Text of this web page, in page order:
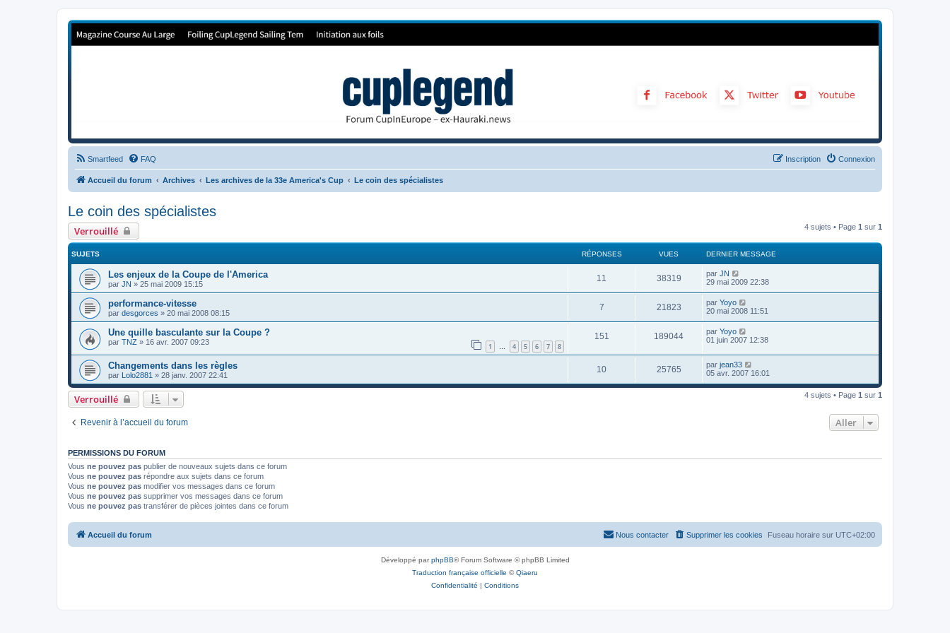
Forum de Cup In Europe
Smartfeed FAQ Connexion
Inscription
Accueil du forum Archives Les archives de la 33e America's Cup Le coin des spécialistes
Le coin des spécialistes
Verrouillé 4 sujets • Page 1 sur 1
SUJETS RÉPONSES VUES DERNIER MESSAGE
Les enjeux de la Coupe de l'America
par JN » 25 mai 2009 15:15
11 38319 par JN
29 mai 2009 22:38
performance-vitesse
par desgorces » 20 mai 2008 08:15
7 21823 par Yoyo
20 mai 2008 11:51
Une quille basculante sur la Coupe ?
par TNZ » 16 avr. 2007 09:23 1 … 4 5 6 7 8
151 189044 par Yoyo
01 juin 2007 12:38
Changements dans les règles
par Lolo2881 » 28 janv. 2007 22:41
10 25765 par jean33
05 avr. 2007 16:01
Verrouillé 4 sujets • Page 1 sur 1
Revenir à l’accueil du forum Aller
PERMISSIONS DU FORUM
Vous ne pouvez pas publier de nouveaux sujets dans ce forum
Vous ne pouvez pas répondre aux sujets dans ce forum
Vous ne pouvez pas modifier vos messages dans ce forum
Vous ne pouvez pas supprimer vos messages dans ce forum
Vous ne pouvez pas transférer de pièces jointes dans ce forum
Accueil du forum Fuseau horaire sur UTC+02:00
Supprimer les cookies
Nous contacter
Développé parphpBB® Forum Software © phpBB Limited
Traduction française officielle ©Qiaeru
Confidentialité
Conditions